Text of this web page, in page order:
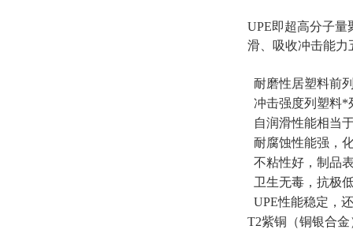
UPE即超高分子
滑、吸收冲击能力
耐磨性居塑料前
冲击强度列塑料*
自润滑性能相当
耐腐蚀性能强，
不粘性好，制品
卫生无毒，抗极
UPE性能稳定，
T2紫铜（铜银合